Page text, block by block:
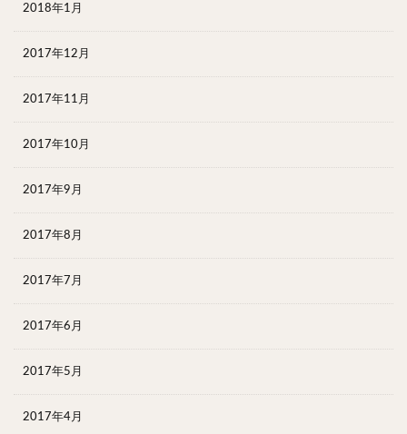
2018年1月
2017年12月
2017年11月
2017年10月
2017年9月
2017年8月
2017年7月
2017年6月
2017年5月
2017年4月